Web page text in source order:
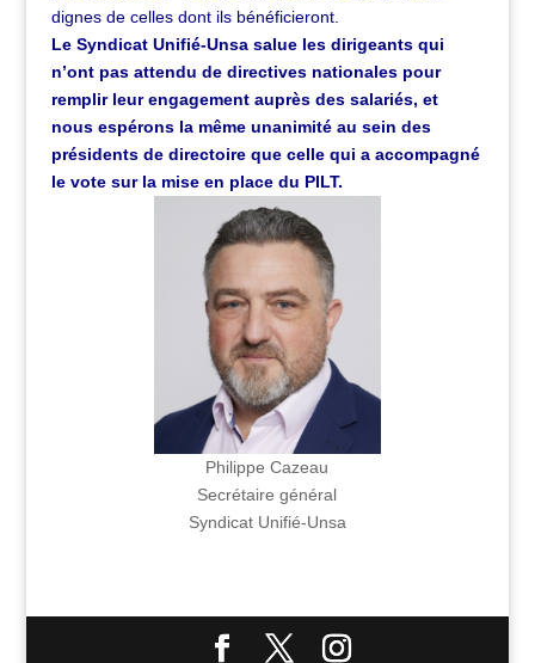
dignes de celles dont ils bénéficieront.
Le Syndicat Unifié-Unsa salue les dirigeants qui
n’ont pas attendu de directives nationales pour
remplir leur engagement auprès des salariés, et
nous espérons la même unanimité au sein des
présidents de directoire que celle qui a accompagné
le vote sur la mise en place du PILT.
Philippe Cazeau
Secrétaire général
Syndicat Unifié-Unsa